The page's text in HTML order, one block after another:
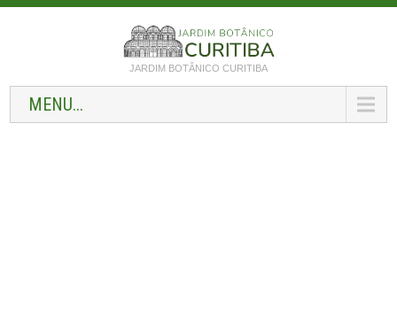
JARDIM BOTÂNICO CURITIBA
MENU...